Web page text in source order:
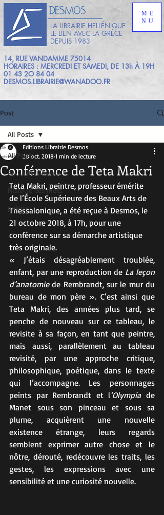
LA LIBRAIRIE HELLÉNIQUE
LE LIEN AVEC LA GRÈCE
DEPUIS 1983
ME
NU
14, RUE VANDAMME 75014
HORAIRES : MERCREDI ET SAMEDI, DE 13h À 19H
01 43 2O 84 04
DESMOS.LIBRAIRIE@WANADOO.FR
Post
All Posts
Actualité Desmos
HIstoire des mots
galerie
All Posts
Conférence de Teta Makri
Editions Librairie Desmos
28 oct. 2018 1 min de lecture
Teta Makri, peintre, professeur émérite
de l’École Supérieure des Beaux Arts de
Thessalonique, a été reçue à Desmos, le
21 octobre 2018, à 17h, pour une
conférence sur sa démarche artistique
très originale.
« J’étais désagréablement troublée,
enfant, par une reproduction de La leçon
d’anatomie de Rembrandt, sur le mur du
bureau de mon père ». C’est ainsi que
Teta Makri, des années plus tard, se
penche de nouveau sur ce tableau, le
revisite à sa façon, en tant que peintre,
mais aussi, parallèlement au tableau
revisité, par une approche critique,
philosophique, poétique, dans le texte
qui l’accompagne. Les personnages
peints par Rembrandt et l’Olympia de
Manet sous son pinceau et sous sa
plume, acquièrent une nouvelle
existence étrange, leurs regards
semblent exprimer autre chose et le
nôtre, dérouté, redécouvre les traits, les
gestes, les expressions avec une
sensibilité et une curiosité nouvelle.